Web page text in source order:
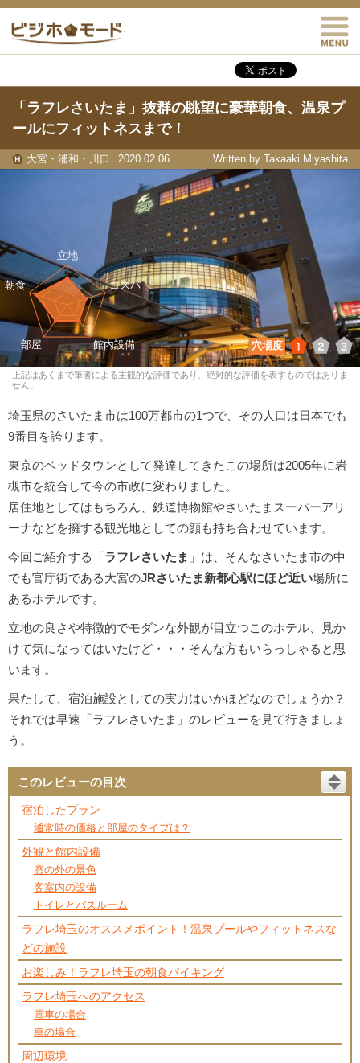
「ラフレさいたま」抜群の眺望に豪華朝食、温泉プ
ールにフィットネスまで！
大宮・浦和・川口 2020.02.06 Written by Takaaki Miyashita
穴場度 1 2 3
上記はあくまで筆者による主観的な評価であり、絶対的な評価を表すものではありま
せん。
埼玉県のさいたま市は100万都市の1つで、その人口は日本でも
9番目を誇ります。
東京のベッドタウンとして発達してきたこの場所は2005年に岩
槻市を統合して今の市政に変わりました。
居住地としてはもちろん、鉄道博物館やさいたまスーパーアリ
ーナなどを擁する観光地としての顔も持ち合わせています。
今回ご紹介する「ラフレさいたま 」は、そんなさいたま市の中
でも官庁街である大宮のJRさいたま新都心駅にほど近い場所に
あるホテルです。
立地の良さや特徴的でモダンな外観が目立つこのホテル、見か
けて気になってはいたけど・・・そんな方もいらっしゃると思
います。
果たして、宿泊施設としての実力はいかほどなのでしょうか？
それでは早速「ラフレさいたま」のレビューを見て行きましょ
う。
このレビューの目次
宿泊したプラン
通常時の価格と部屋のタイプは？
外観と館内設備
窓の外の景色
客室内の設備
トイレとバスルーム
ラフレ埼玉のオススメポイント！温泉プールやフィットネスな
どの施設
お楽しみ！ラフレ埼玉の朝食バイキング
ラフレ埼玉へのアクセス
電車の場合
車の場合
周辺環境